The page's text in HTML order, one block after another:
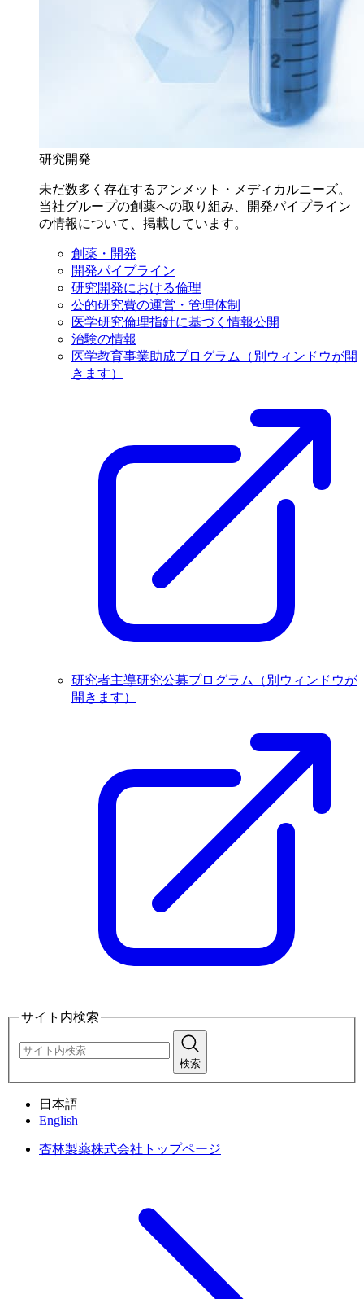
研究開発
未だ数多く存在するアンメット・メディカルニーズ。
当社グループの創薬への取り組み、開発パイプライン
の情報について、掲載しています。
創薬・開発
開発パイプライン
研究開発における倫理
公的研究費の運営・管理体制
医学研究倫理指針に基づく情報公開
治験の情報
医学教育事業助成プログラム
（別ウィンドウが開
きます）
研究者主導研究公募プログラム
（別ウィンドウが
開きます）
サイト内検索
検索
日本語
English
杏林製薬株式会社トップページ